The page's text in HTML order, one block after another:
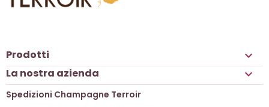
Prodotti 
La nostra azienda 
Spedizioni Champagne Terroir